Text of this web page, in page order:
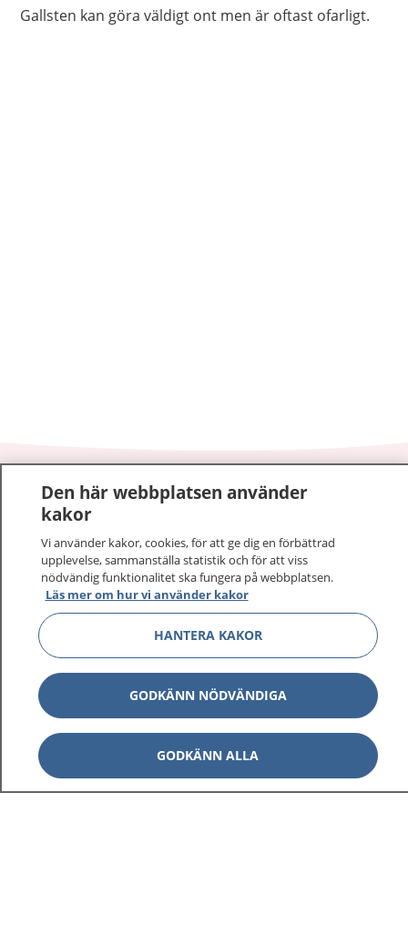
Gallsten kan göra väldigt ont men är oftast ofarligt.
1177–tryggt om din hälsa och vård
På 1177.se får du råd om hälsa och information om
sjukdomar och vilka mottagningar du kan kontakta.
Logga in för att läsa din journal och göra dina
vårdärenden. Ring telefonnummer 1177 för
sjukvårdsrådgivning dygnet runt.
1177 ger dig råd när du vill må bättre.
1177 på flera språk Visa
Den här webbplatsen använder
kakor
Vi använder kakor, cookies, för att ge dig en förbättrad
upplevelse, sammanställa statistik och för att viss
nödvändig funktionalitet ska fungera på webbplatsen.
Läs mer om hur vi använder kakor
HANTERA KAKOR
GODKÄNN NÖDVÄNDIGA
GODKÄNN ALLA